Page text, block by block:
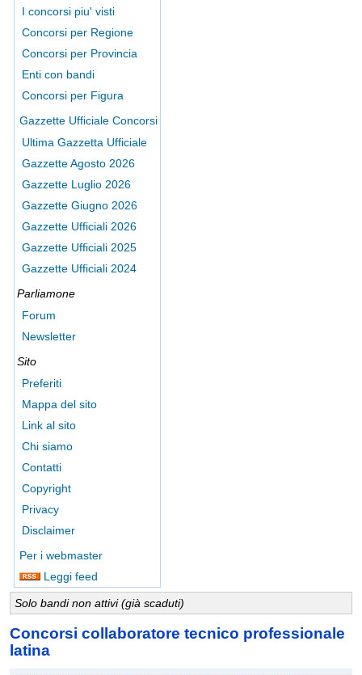
I concorsi piu' visti
Concorsi per Regione
Concorsi per Provincia
Enti con bandi
Concorsi per Figura
Gazzette Ufficiale Concorsi
Ultima Gazzetta Ufficiale
Gazzette Agosto 2026
Gazzette Luglio 2026
Gazzette Giugno 2026
Gazzette Ufficiali 2026
Gazzette Ufficiali 2025
Gazzette Ufficiali 2024
Parliamone
Forum
Newsletter
Sito
Preferiti
Mappa del sito
Link al sito
Chi siamo
Contatti
Copyright
Privacy
Disclaimer
Per i webmaster
Leggi feed
Solo bandi non attivi (già scaduti)
Concorsi collaboratore tecnico professionale
latina